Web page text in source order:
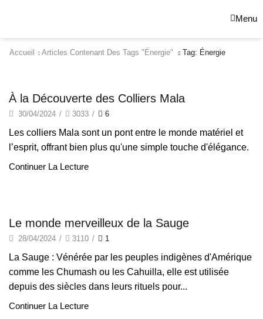
Menu
Accueil Articles Contenant Des Tags "énergie" Tag: Énergie
Lithothérapie
À la Découverte des Colliers Mala
30/04/2024 / 3033 / 6
Les colliers Mala sont un pont entre le monde matériel et
l’esprit, offrant bien plus qu'une simple touche d'élégance.
Continuer La Lecture
Fumigation
Le monde merveilleux de la Sauge
28/04/2024 / 3110 / 1
La Sauge : Vénérée par les peuples indigènes d'Amérique
comme les Chumash ou les Cahuilla, elle est utilisée
depuis des siècles dans leurs rituels pour...
Continuer La Lecture